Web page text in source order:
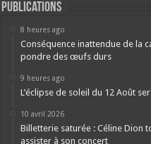
Publications
8 heures ago
Conséquence inattendue de la
pondre des œufs durs
9 heures ago
L’éclipse de soleil du 12 Août
10 avril 2026
Billetterie saturée : Céline Dion
assister à son concert